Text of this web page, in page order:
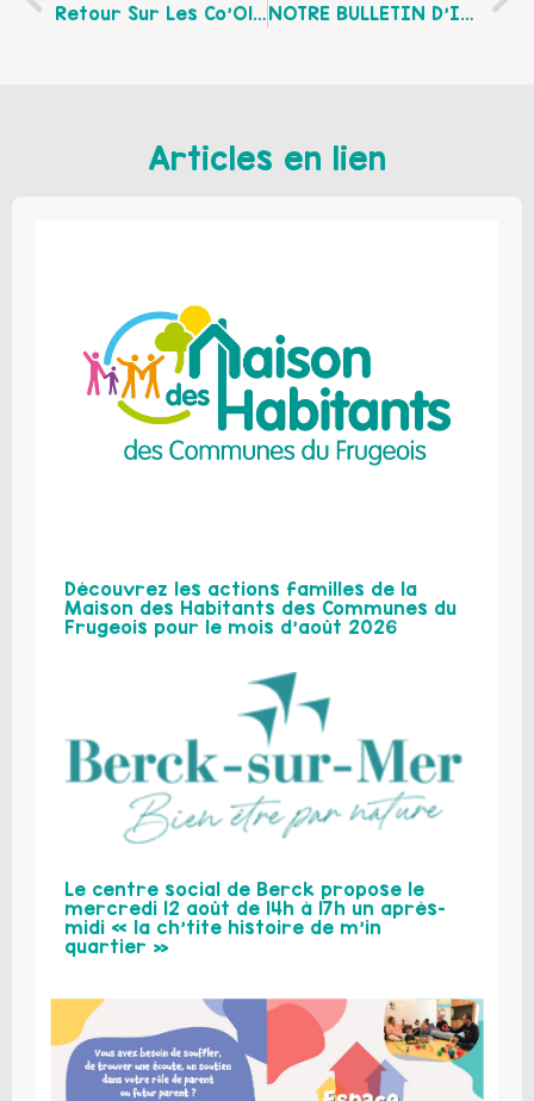
Retour Sur Les Co’Olhain’piades Des Familles Du Vendredi 28 Août 2015 NOTRE BULLETIN D’INFORMATION D’OCTOBRE 2015
Articles en lien
Découvrez les actions familles de la
Maison des Habitants des Communes du
Frugeois pour le mois d’août 2026
Le centre social de Berck propose le
mercredi 12 août de 14h à 17h un après-
midi « la ch’tite histoire de m’in
quartier »